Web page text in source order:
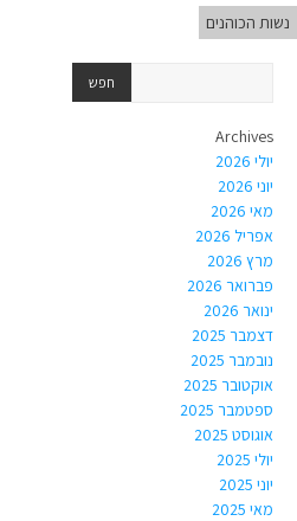
נשות הכוהנים
Archives
יולי 2026
יוני 2026
מאי 2026
אפריל 2026
מרץ 2026
פברואר 2026
ינואר 2026
דצמבר 2025
נובמבר 2025
אוקטובר 2025
ספטמבר 2025
אוגוסט 2025
יולי 2025
יוני 2025
מאי 2025